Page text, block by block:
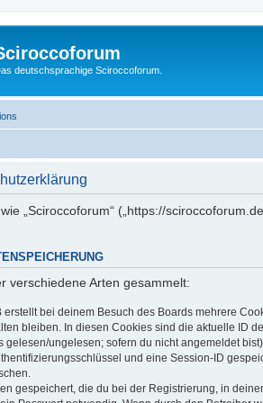
deutschsprachige Sciroccoforum.
„Sciroccoforum“ („https://
verschiedene Arten gesammelt:
erstellt bei deinem Besuch des Boards mehrere
bleiben. In diesen Cookies sind die aktuelle ID
gelesen/ungelesen; sofern du nicht angemeldet
und eine Session-ID
gespeichert, die du bei der Registrierung, in